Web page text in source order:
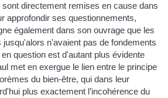
sont directement remises en cause dans
approfondir ses questionnements,
également dans son ouvrage que les
n'avaient pas de fondements
question est d'autant plus évidente
met en exergue le lien entre le principe
du bien-être, qui dans leur
plus exactement l’incohérence du